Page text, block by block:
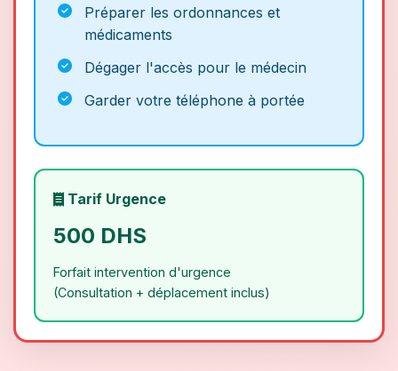
Préparer les ordonnances et
médicaments
Dégager l'accès pour le médecin
Garder votre téléphone à portée
Tarif Urgence
500 DHS
Forfait intervention d'urgence
(Consultation + déplacement inclus)